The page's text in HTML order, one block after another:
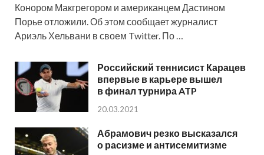
Конором Макгрегором и американцем Дастином
Порье отложили. Об этом сообщает журналист
Ариэль Хельвани в своем Twitter. По …
Российский теннисист Карацев
впервые в карьере вышел
в финал турнира ATP
20.03.2021
Абрамович резко высказался
о расизме и антисемитизме